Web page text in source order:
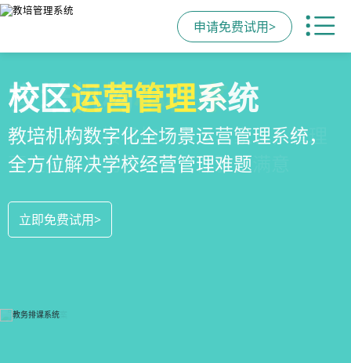
申请免费试用>
全场景招生方案
全场景招生方案+产品矩阵，帮助教育机
构低成本实现生源指数级增长
立即免费试用>
教培机构小程序
一部手机链接机构、学员、家长，管理
更便捷，互动零距离，体验更满意
立即免费试用>
校区运营管理系统
教培机构数字化全场景运营管理系统，
全方位解决学校经营管理难题
立即免费试用>